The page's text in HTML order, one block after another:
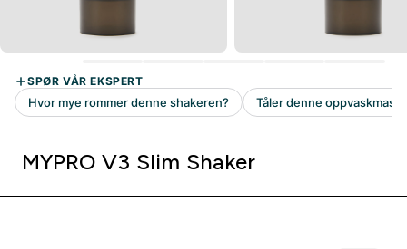
MYPRO V3 Slim Shaker